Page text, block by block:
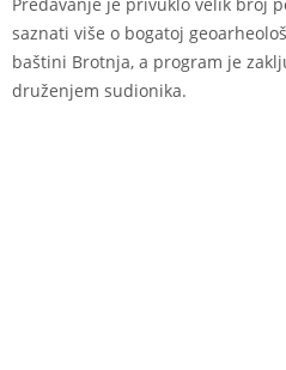
saznati više o bogatoj
baštini Brotnja, a program je
druženjem sudionika.